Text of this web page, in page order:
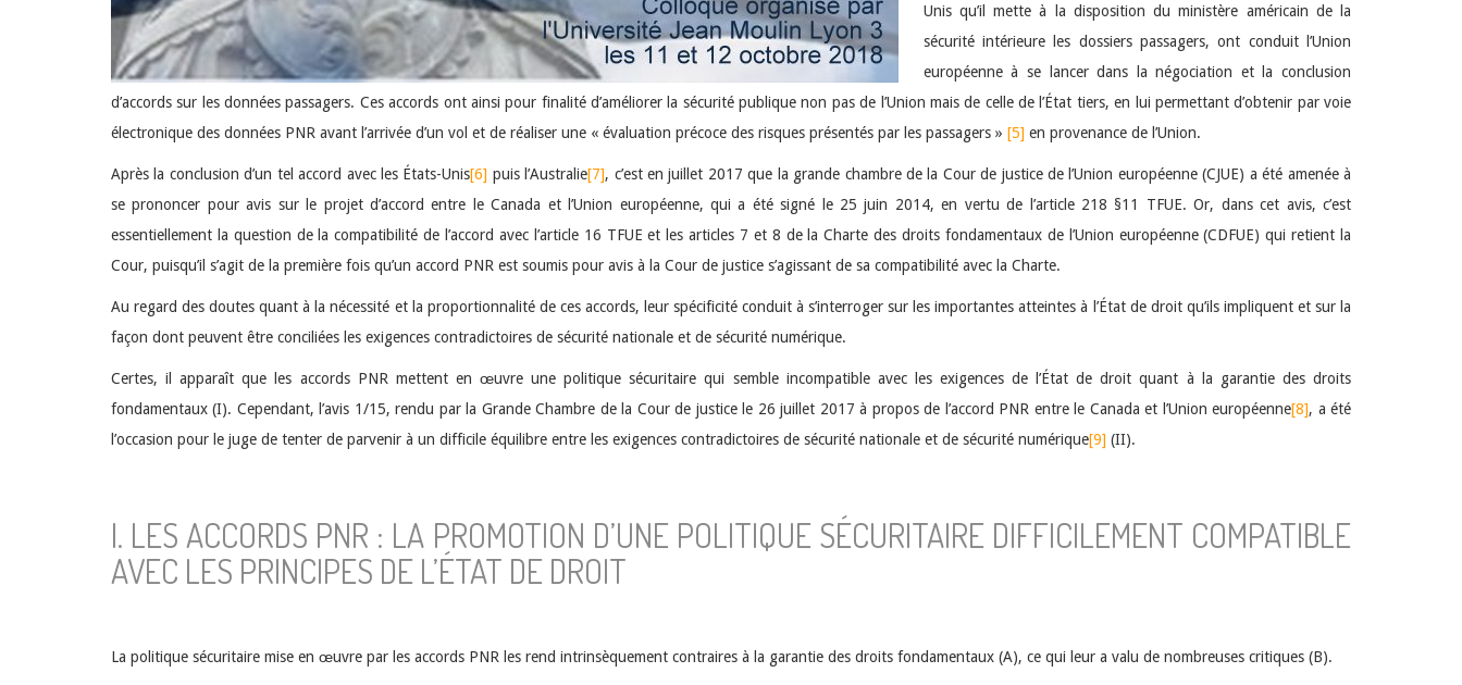
Unis qu’il mette à la disposition du ministère américain de la
sécurité intérieure les dossiers passagers, ont conduit l’Union
européenne à se lancer dans la négociation et la conclusion
d’accords sur les données passagers. Ces accords ont ainsi pour finalité d’améliorer la sécurité publique non pas de l’Union mais de celle de l’État tiers, en lui permettant d’obtenir par voie
électronique des données PNR avant l’arrivée d’un vol et de réaliser une « évaluation précoce des risques présentés par les passagers » [5] en provenance de l’Union.
Après la conclusion d’un tel accord avec les États-Unis[6] puis l’Australie[7], c’est en juillet 2017 que la grande chambre de la Cour de justice de l’Union européenne (CJUE) a été amenée à
se prononcer pour avis sur le projet d’accord entre le Canada et l’Union européenne, qui a été signé le 25 juin 2014, en vertu de l’article 218 §11 TFUE. Or, dans cet avis, c’est
essentiellement la question de la compatibilité de l’accord avec l’article 16 TFUE et les articles 7 et 8 de la Charte des droits fondamentaux de l’Union européenne (CDFUE) qui retient la
Cour, puisqu’il s’agit de la première fois qu’un accord PNR est soumis pour avis à la Cour de justice s’agissant de sa compatibilité avec la Charte.
Au regard des doutes quant à la nécessité et la proportionnalité de ces accords, leur spécificité conduit à s’interroger sur les importantes atteintes à l’État de droit qu’ils impliquent et sur la
façon dont peuvent être conciliées les exigences contradictoires de sécurité nationale et de sécurité numérique.
Certes, il apparaît que les accords PNR mettent en œuvre une politique sécuritaire qui semble incompatible avec les exigences de l’État de droit quant à la garantie des droits
fondamentaux (I). Cependant, l’avis 1/15, rendu par la Grande Chambre de la Cour de justice le 26 juillet 2017 à propos de l’accord PNR entre le Canada et l’Union européenne[8], a été
l’occasion pour le juge de tenter de parvenir à un difficile équilibre entre les exigences contradictoires de sécurité nationale et de sécurité numérique[9] (II).
I. LES ACCORDS PNR : LA PROMOTION D’UNE POLITIQUE SÉCURITAIRE DIFFICILEMENT COMPATIBLE
AVEC LES PRINCIPES DE L’ÉTAT DE DROIT
La politique sécuritaire mise en œuvre par les accords PNR les rend intrinsèquement contraires à la garantie des droits fondamentaux (A), ce qui leur a valu de nombreuses critiques (B).